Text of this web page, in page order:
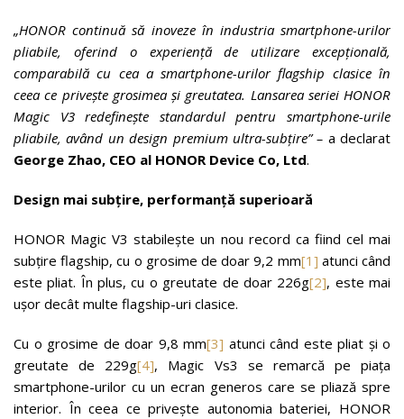
„HONOR continuă să inoveze în industria smartphone-urilor
pliabile, oferind o experiențăde utilizare excepțională,
comparabilă cu cea a smartphone-urilor flagship clasice în
ceea ce privește grosimea și greutatea. Lansarea seriei HONOR
Magic V3 redefinește standardul pentru smartphone-urile
pliabile, având un design premium ultra-subțire” – a declarat
George Zhao, CEO al HONOR Device Co, Ltd.
Design mai subțire, performanță superioară
HONOR Magic V3 stabilește un nou record ca fiind cel mai
subțire flagship, cu o grosime de doar 9,2 mm[1] atunci când
este pliat. În plus, cu o greutate de doar 226g[2], este mai
ușor decât multe flagship-uri clasice.
Cu o grosime de doar 9,8 mm[3] atunci când este pliat și o
greutate de 229g[4], Magic Vs3 se remarcă pe piața
smartphone-urilor cu un ecran generos care se pliază spre
interior. În ceea ce privește autonomia bateriei, HONOR